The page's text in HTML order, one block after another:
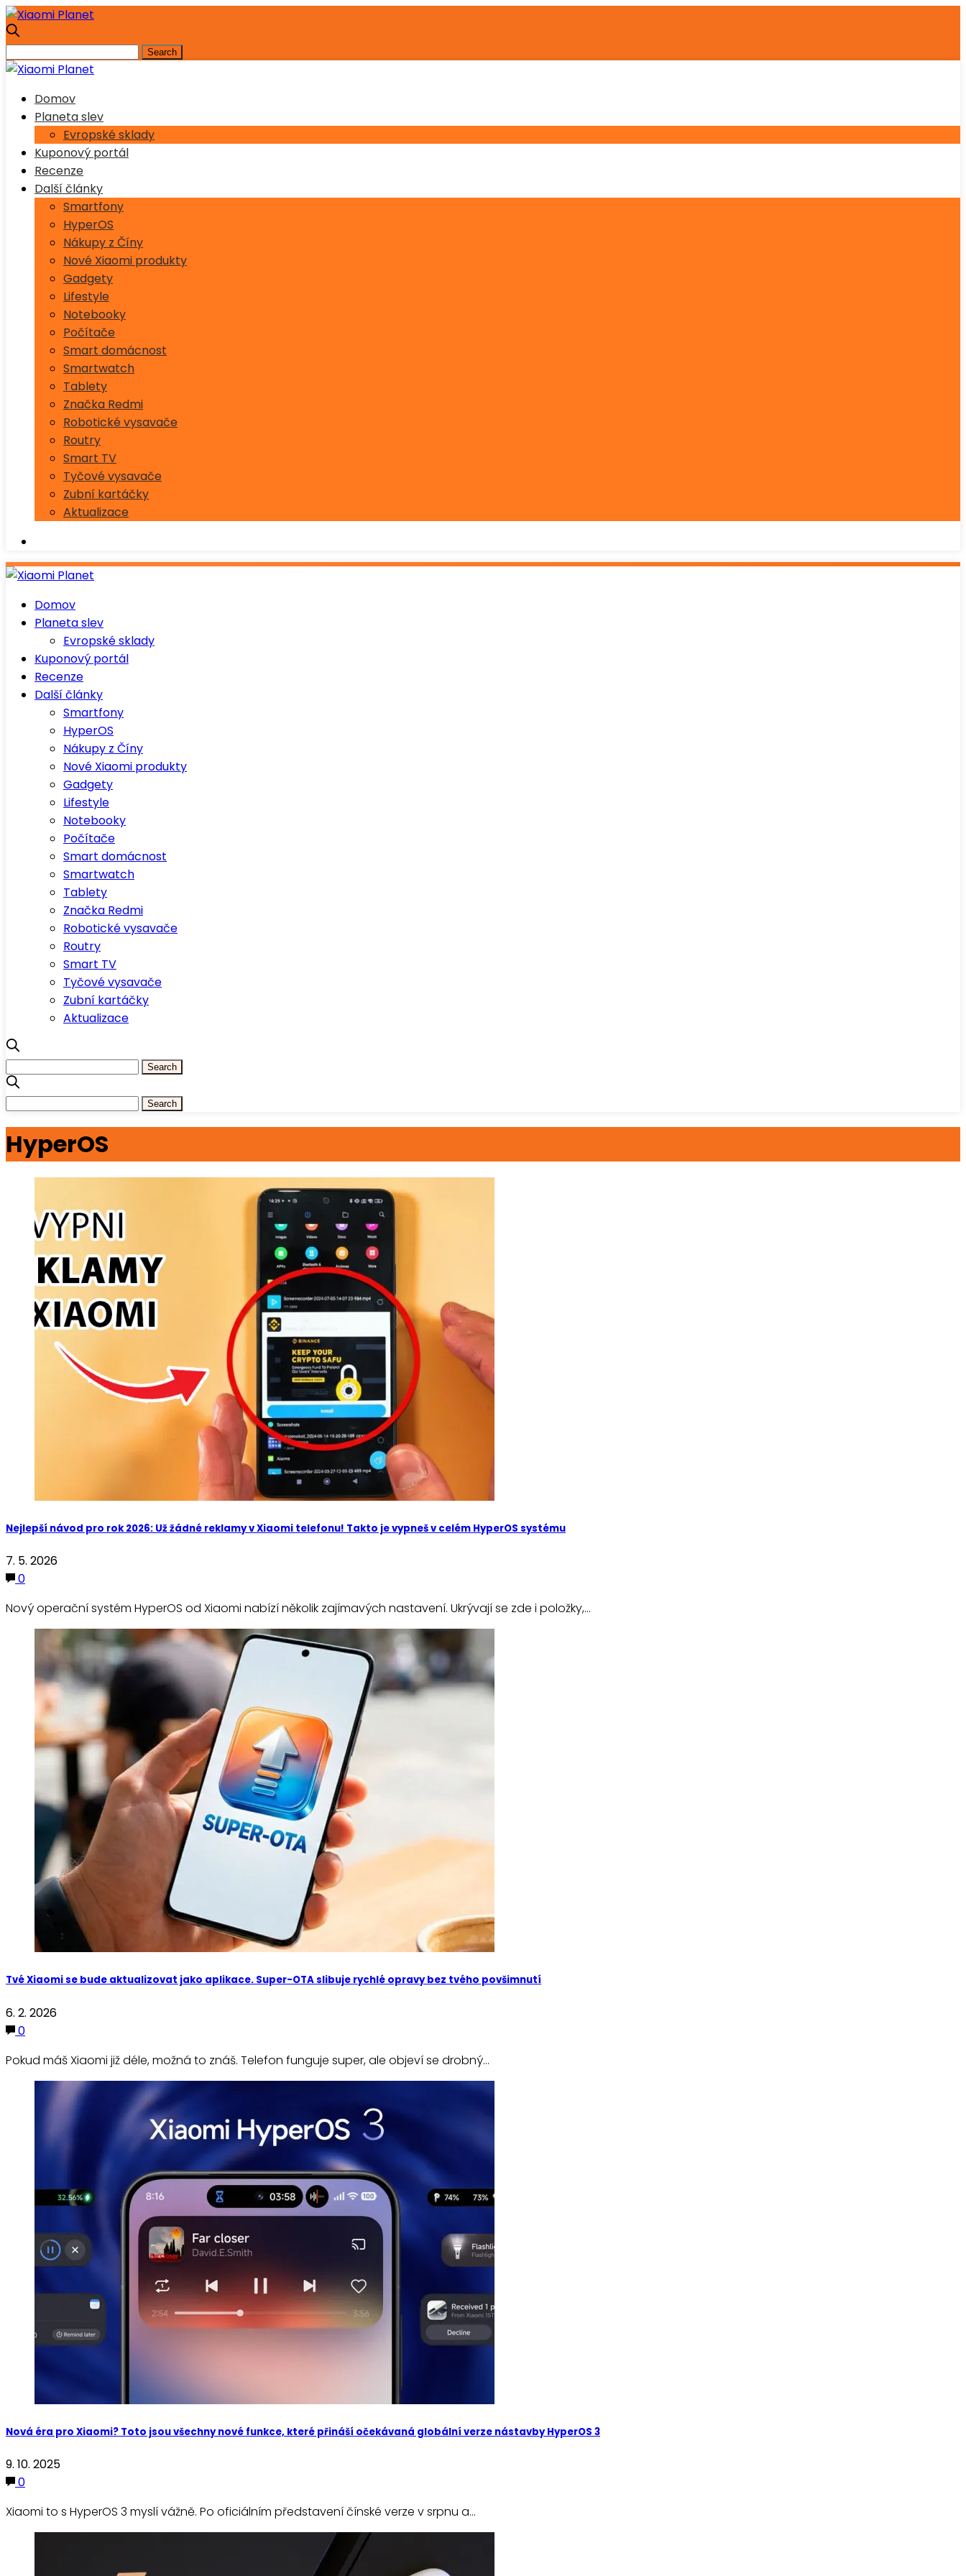
Domov
Planeta slev
Evropské sklady
Kuponový portál
Recenze
Další články
Smartfony
HyperOS
Nákupy z Číny
Nové Xiaomi produkty
Gadgety
Lifestyle
Notebooky
Počítače
Smart domácnost
Smartwatch
Tablety
Značka Redmi
Robotické vysavače
Routry
Smart TV
Tyčové vysavače
Zubní kartáčky
Aktualizace
Domov
Planeta slev
Evropské sklady
Kuponový portál
Recenze
Další články
Smartfony
HyperOS
Nákupy z Číny
Nové Xiaomi produkty
Gadgety
Lifestyle
Notebooky
Počítače
Smart domácnost
Smartwatch
Tablety
Značka Redmi
Robotické vysavače
Routry
Smart TV
Tyčové vysavače
Zubní kartáčky
Aktualizace
HyperOS
Nejlepší návod pro rok 2026: Už žádné reklamy v Xiaomi telefonu! Takto je vypneš v celém HyperOS systému
7. 5. 2026
0
Nový operační systém HyperOS od Xiaomi nabízí několik zajímavých nastavení. Ukrývají se zde i položky,…
Tvé Xiaomi se bude aktualizovat jako aplikace. Super-OTA slibuje rychlé opravy bez tvého povšimnutí
6. 2. 2026
0
Pokud máš Xiaomi již déle, možná to znáš. Telefon funguje super, ale objeví se drobný…
Nová éra pro Xiaomi? Toto jsou všechny nové funkce, které přináší očekávaná globální verze nástavby HyperOS 3
9. 10. 2025
0
Xiaomi to s HyperOS 3 myslí vážně. Po oficiálním představení čínské verze v srpnu a…